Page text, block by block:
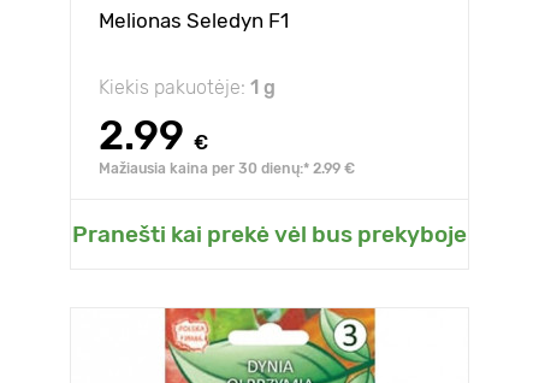
Melionas Seledyn F1
Kiekis pakuotėje: 1 g
2.99 €
Mažiausia kaina per 30 dienų:* 2.99 €
Pranešti kai prekė vėl bus prekyboje